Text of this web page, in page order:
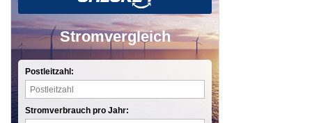
Stromvergleich
Postleitzahl:
Stromverbrauch pro Jahr: